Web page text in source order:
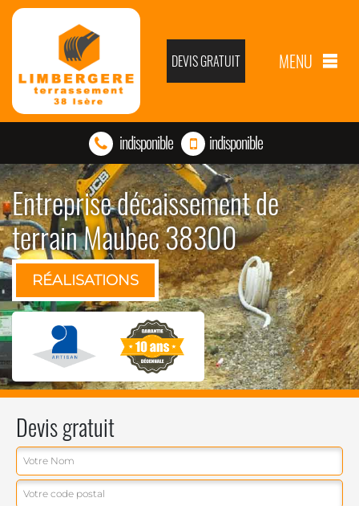
DEVIS GRATUIT MENU
indisponible indisponible
Entreprise décaissement de
terrain Maubec 38300
RÉALISATIONS
Devis gratuit